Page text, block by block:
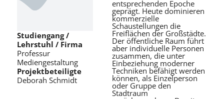
Studiengang /
Lehrstuhl / Firma
Professur
Mediengestaltung
Projektbeteiligte
Deborah Schmidt
entsprechenden Epoche
geprägt. Heute dominieren
kommerzielle
Schaustellungen die
Freiflächen der Großstädte.
Der öffentliche Raum führt
aber individuelle Personen
zusammen, die unter
Einbeziehung moderner
Techniken befähigt werden
können, als Einzelperson
oder Gruppe den
Stadtraum